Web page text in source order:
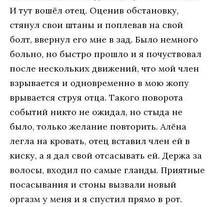
И тут вошёл отец. Оценив обстановку,
стянул свои штаны и поплевав на свой
болт, ввернул его мне в зад. Было немного
больно, но быстро прошло и я почуствовал
после нескольких движений, что мой член
взрывается и одновременно в мою жопу
врывается струя отца. Такого поворота
событий никто не ожидал, но стыда не
было, только желание повторить. Алёна
легла на кровать, отец вставил член ей в
киску, а я дал свой отсасывать ей. Держа за
волосы, входил по самые гланды. Приятные
посасывания и стоны вызвали новый
оргазм у меня и я спустил прямо в рот.